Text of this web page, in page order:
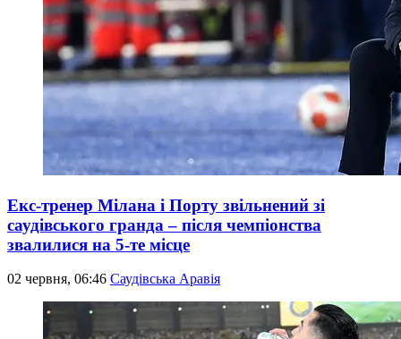
Екс-тренер Мілана і Порту звільнений зі
саудівського гранда – після чемпіонства
звалилися на 5-те місце
02 червня, 06:46 Саудівська Аравія